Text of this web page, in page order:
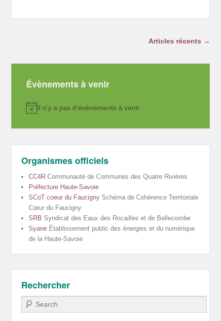
Articles récents →
Évènements à venir
Notice
Il n’y a pas d’évènements à venir.
Organismes officiels
CC4R Communauté de Communes des Quatre Rivières
Préfecture Haute-Savoie
SCoT coeur du Faucigny Schéma de Cohérence Territoriale
Cœur du Faucigny
SRB Syndicat des Eaux des Rocailles et de Bellecombe
Syane Établissement public des énergies et du numérique
de la Haute-Savoie
Rechercher
Recherche